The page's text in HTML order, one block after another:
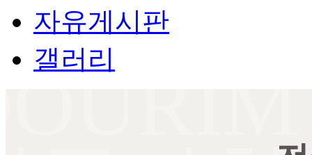
자유게시판
갤러리